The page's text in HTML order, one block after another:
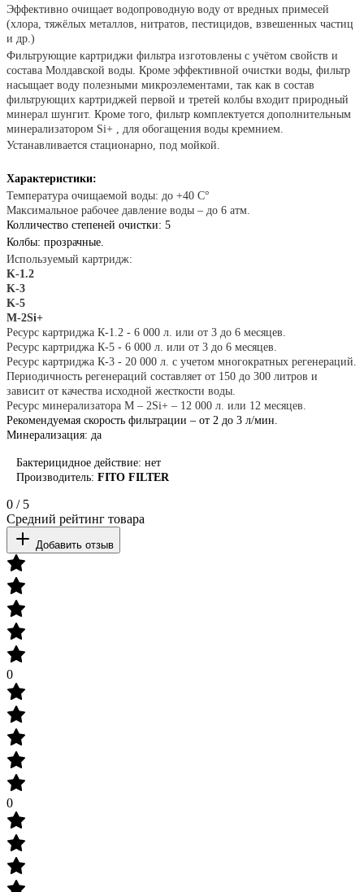
Эффективно очищает водопроводную воду от вредных примесей
(хлора, тяжёлых металлов, нитратов, пестицидов, взвешенных частиц
и др.)
Фильтрующие картриджи фильтра изготовлены с учётом свойств и
состава Молдавской воды. Кроме эффективной очистки воды, фильтр
насыщает воду полезными микроэлементами, так как в состав
фильтрующих картриджей первой и третей колбы входит природный
минерал шунгит. Кроме того, фильтр комплектуется дополнительным
минерализатором Si+ , для обогащения воды кремнием.
Устанавливается стационарно, под мойкой.
Характеристики:
Температура очищаемой воды: до +40 С°
Максимальное рабочее давление воды – до 6 атм.
Колличество степеней очистки: 5
Колбы: прозрачные.
Используемый картридж:
K-1.2
K-3
K-5
M-2Si+
Ресурс картриджа К-1.2 - 6 000 л. или от 3 до 6 месяцев.
Ресурс картриджа К-5 - 6 000 л. или от 3 до 6 месяцев.
Ресурс картриджа К-3 - 20 000 л. с учетом многократных регенераций.
Периодичность регенераций составляет от 150 до 300 литров и
зависит от качества исходной жесткости воды.
Ресурс минерализатора М – 2Si+ – 12 000 л. или 12 месяцев.
Рекомендуемая скорость фильтрации – от 2 до 3 л/мин.
Минерализация: да
Бактерицидное действие: нет
Производитель: FITO FILTER
0 / 5
Средний рейтинг товара
Добавить отзыв
0
0